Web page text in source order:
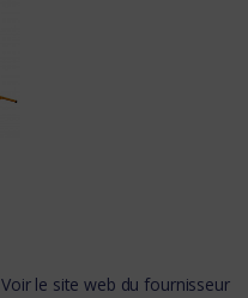
Voir le site web du fournisseur